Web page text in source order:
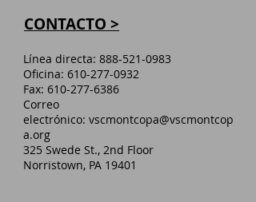
CONTACTO >
Línea directa: 888-521-0983
Oficina: 610-277-0932
Fax: 610-277-6386
Correo
electrónico: vscmontcopa@vscmontcop
a.org
325 Swede St., 2nd Floor
Norristown, PA 19401